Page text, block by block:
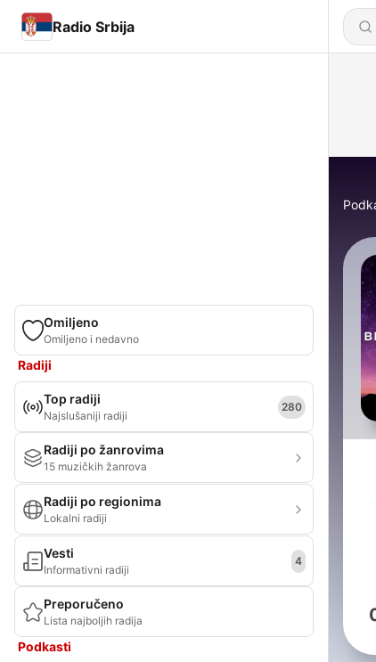
Radio Srbija
Omiljeno
Omiljeno i nedavno
Radiji
Top radiji
Najslušaniji radiji
280
Radiji po žanrovima
15 muzičkih žanrova
Radiji po regionima
Lokalni radiji
Vesti
Informativni radiji
4
Preporučeno
Lista najboljih radija
Podkasti